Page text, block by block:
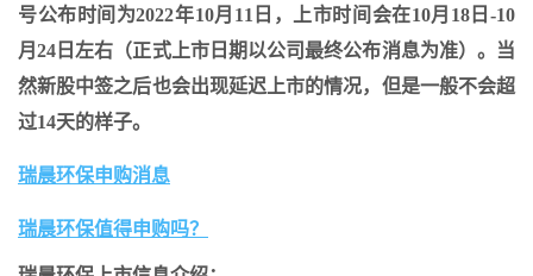
号公布时间为2022年10月11日，上市时间会在10月18日-10
月24日左右（正式上市日期以公司最终公布消息为准）。当
然新股中签之后也会出现延迟上市的情况，但是一般不会超
过14天的样子。
瑞晨环保申购消息
瑞晨环保值得申购吗？